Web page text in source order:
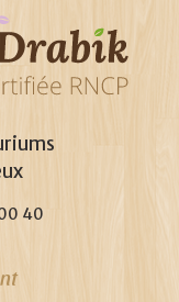
40